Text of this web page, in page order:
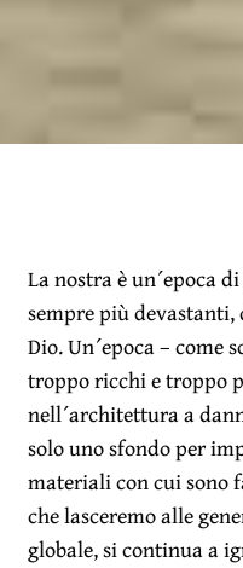
La nostra è un´epoca
sempre più
Dio. Un´epoca – come
troppo ricchi e troppo
nell´architettura a
solo uno sfondo per
materiali con cui sono
che lasceremo alle
globale, si continua a